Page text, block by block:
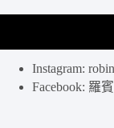
Instagram:
Facebook: 羅